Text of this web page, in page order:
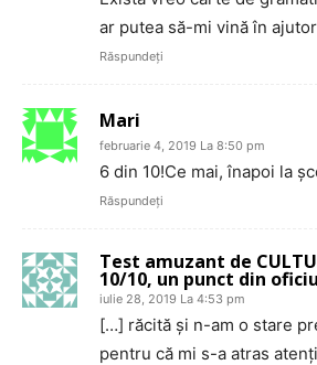
ar putea să-mi vină în
Răspundeți
Mari
februarie 4, 2019 La 8:50 pm
6 din 10!Ce mai, înapoi la
Răspundeți
Test amuzant de
10/10, un punct din
iulie 28, 2019 La 4:53 pm
[…] răcită și n-am o stare
pentru că mi s-a atras